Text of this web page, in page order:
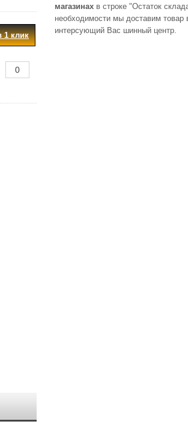
1 клик
магазинах в строке "Остаток
необходимости мы доставим товар
интерсующий Вас шинный центр.